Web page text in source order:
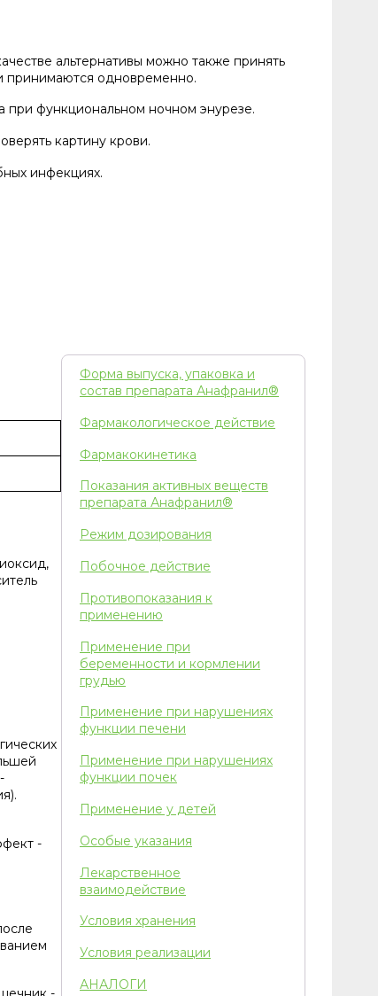
альтернативы можно также принять
принимаются одновременно.
при функциональном ночном энурезе.
картину крови.
инфекциях.
-
Форма выпуска, упаковка и
состав препарата Анафранил®
Фармакологическое действие
Фармакокинетика
Показания активных веществ
препарата Анафранил®
Режим дозирования
Побочное действие
Противопоказания к
применению
Применение при
беременности и кормлении
грудью
Применение при нарушениях
функции печени
Применение при нарушениях
функции почек
Применение у детей
Особые указания
Лекарственное
взаимодействие
Условия хранения
Условия реализации
АНАЛОГИ